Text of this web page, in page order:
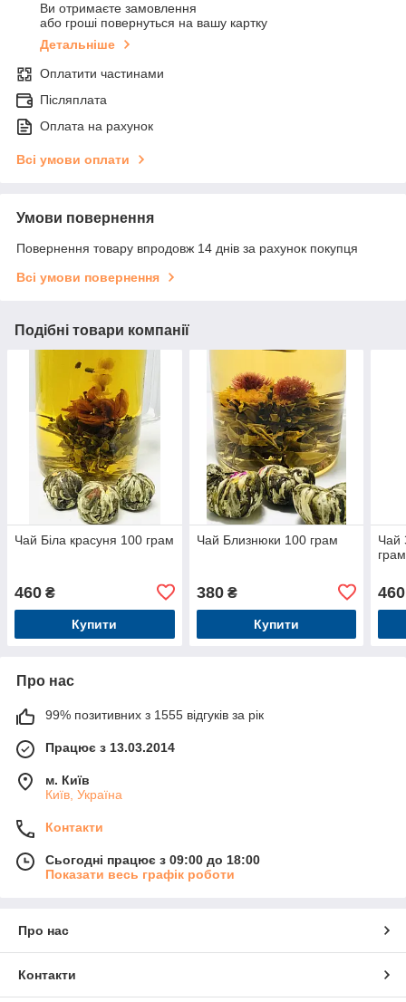
Ви отримаєте замовлення
або гроші повернуться на вашу картку
Детальніше
Оплатити частинами
Післяплата
Оплата на рахунок
Всі умови оплати
Умови повернення
Повернення товару впродовж 14 днів за рахунок покупця
Всі умови повернення
Подібні товари компанії
Чай Біла красуня 100 грам
460 ₴
Купити
Чай Близнюки 100 грам
380₴
Купити
Чай
грам
460
Про нас
99% позитивних з 1555 відгуків за рік
Працює з 13.03.2014
м. Київ
Київ, Україна
Контакти
Сьогодні працює з 09:00 до 18:00
Показати весь графік роботи
Про нас
Контакти